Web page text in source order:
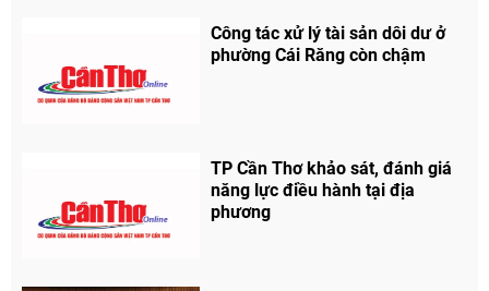
Công tác xử lý tài sản dôi dư ở
phường Cái Răng còn chậm
TP Cần Thơ khảo sát, đánh giá
năng lực điều hành tại địa
phương